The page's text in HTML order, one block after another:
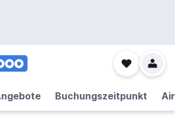
Buchungszeitpunkt